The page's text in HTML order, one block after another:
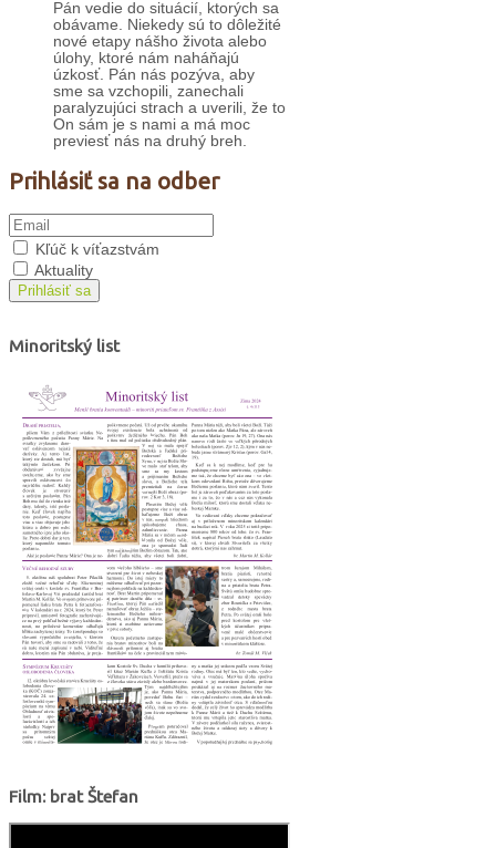
Pán vedie do situácií, ktorých sa
obávame. Niekedy sú to dôležité
nové etapy nášho života alebo
úlohy, ktoré nám naháňajú
úzkosť. Pán nás pozýva, aby
sme sa vzchopili, zanechali
paralyzujúci strach a uverili, že to
On sám je s nami a má moc
previesť nás na druhý breh.
Prihlásiť sa na odber
Kľúč k víťazstvám
Aktuality
Prihlásiť sa
Minoritský list
Film: brat Štefan